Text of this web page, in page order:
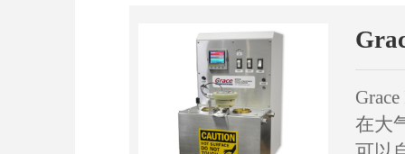
在大